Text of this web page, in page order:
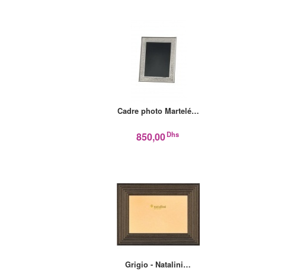
Cadre photo Martelé…
850,00Dhs
Grigio - Natalini…